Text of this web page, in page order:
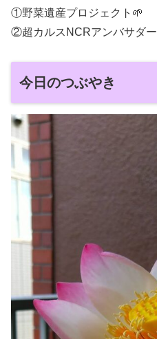
①野菜遺産プロジェクト🌱
②超カルスNCRアンバサダー
今日のつぶやき